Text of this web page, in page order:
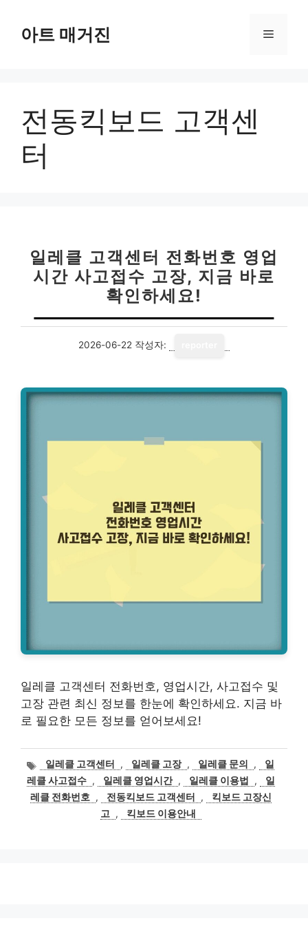
아트 매거진 메
전동킥보드 고객센
터
일레클 고객센터 전화번호 영업
시간 사고접수 고장, 지금 바로
확인하세요!
2026-06-22 작성자:
일레클 고객센터 전화번호, 영업시간, 사고접수 및
고장 관련 최신 정보를 한눈에 확인하세요. 지금 바
로 필요한 모든 정보를 얻어보세요!
태
그
일레클 고객센터 , 일레클 고장 , 일레클 문의 ,
일
레클 사고접수 , 일레클 영업시간 , 일레클 이용법 ,
일
레클 전화번호
, 전동킥보드 고객센터 ,
킥보드 고장신
고
, 킥보드 이용안내